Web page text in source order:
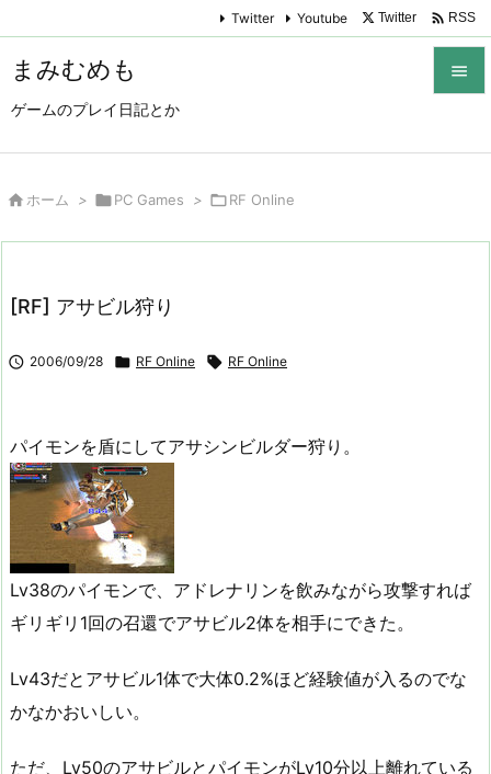
まみむめも
ゲームのプレイ日記とか

Twitter Youtube Twitter  RSS
 ホーム > PC Games > RF Online
[RF] アサビル狩り
 2006/09/28  RF Online  RF Online
パイモンを盾にしてアサシンビルダー狩り。
Lv38のパイモンで、アドレナリンを飲みながら攻撃すれば
ギリギリ1回の召還でアサビル2体を相手にできた。
Lv43だとアサビル1体で大体0.2%ほど経験値が入るのでな
かなかおいしい。
ただ、Lv50のアサビルとパイモンがLv10分以上離れている